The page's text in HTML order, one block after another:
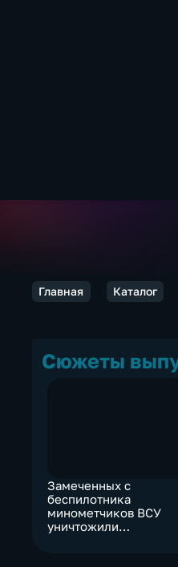
Главная Каталог
Сюжеты
Замеченных с
беспилотника
минометчиков ВСУ
уничтожили